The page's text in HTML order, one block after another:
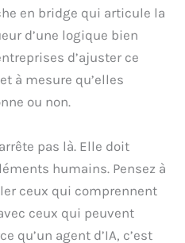
en bridge qui articule la
d’une logique bien
d’ajuster ce
à mesure qu’elles
ou non.
pas là. Elle doit
humains. Pensez à
ceux qui comprennent
ceux qui peuvent
qu’un agent d’IA, c’est